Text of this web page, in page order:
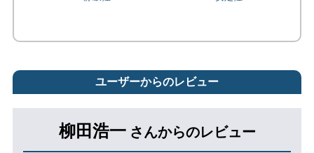
ユーザーからのレビュー
柳田浩一 さんからのレビュー